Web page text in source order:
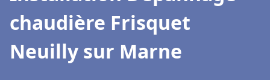
chaudière Frisquet
Neuilly sur Marne